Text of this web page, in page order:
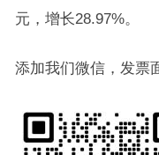
元，增长28.97%。
添加我们微信，发票